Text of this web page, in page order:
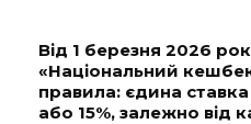
Від 1 березня 2026
«Національний
правила: єдина ставка
або 15%, залежно від